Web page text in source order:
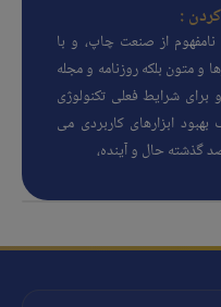
:
از صنعت چاپ، و با
و متون بلکه روزنامه و مجله
شرایط فعلی تکنولوژی
ابزارهای کاربردی می
گذشته حال و آینده،